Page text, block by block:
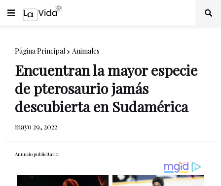
Página Principal Animales
Encuentran la mayor especie
de pterosaurio jamás
descubierta en Sudamérica
mayo 29, 2022
Anuncio publicitario